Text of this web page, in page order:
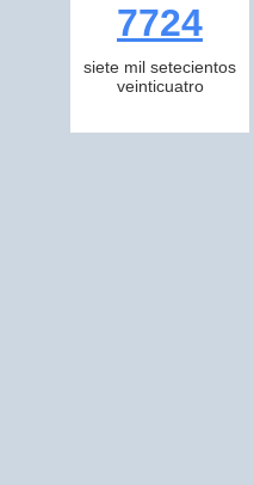
7724
siete mil setecientos
veinticuatro